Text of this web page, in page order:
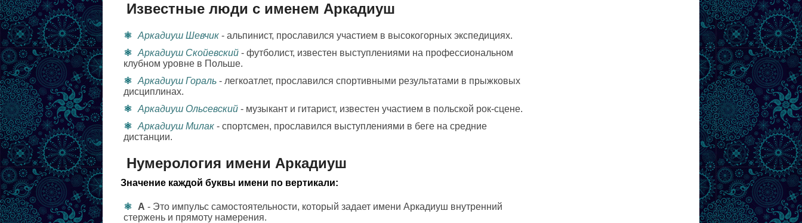
Известные люди с именем Аркадиуш
Аркадиуш Шевчик - альпинист, прославился участием в высокогорных экспедициях.
Аркадиуш Скойевский - футболист, известен выступлениями на профессиональном
клубном уровне в Польше.
Аркадиуш Гораль - легкоатлет, прославился спортивными результатами в прыжковых
дисциплинах.
Аркадиуш Ольсевский - музыкант и гитарист, известен участием в польской рок-сцене.
Аркадиуш Милак - спортсмен, прославился выступлениями в беге на средние
дистанции.
Нумерология имени Аркадиуш
Значение каждой буквы имени по вертикали:
А - Это импульс самостоятельности, который задает имени Аркадиуш внутренний
стержень и прямоту намерения.